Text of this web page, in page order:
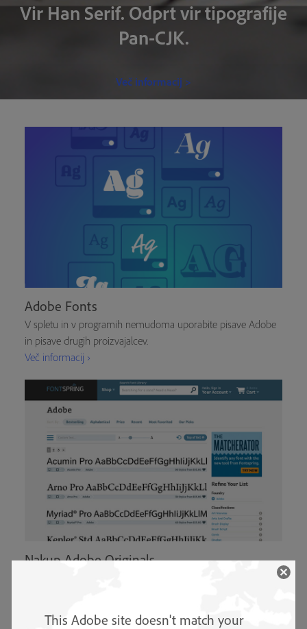
Vir Han Serif. Odprt vir tipografije
Pan-CJK.
Več informacij >
Adobe Fonts
V spletu in v programih nemudoma uporabite pisave Adobe
in pisave drugih proizvajalcev.
Več informacij ›
Nakup Adobe Originals
This Adobe site doesn't match your